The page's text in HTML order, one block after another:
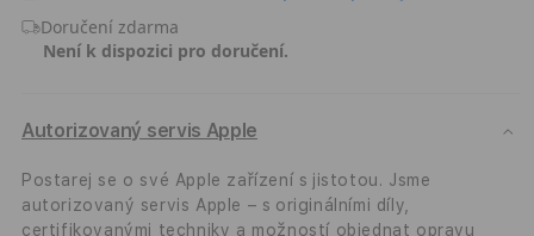
2
roky
Doručení zdarma
Není k dispozici pro doručení.
Autorizovaný servis Apple
Postarej se o své Apple zařízení s jistotou. Jsme
autorizovaný servis Apple – s originálními díly,
certifikovanými techniky a možností objednat opravu